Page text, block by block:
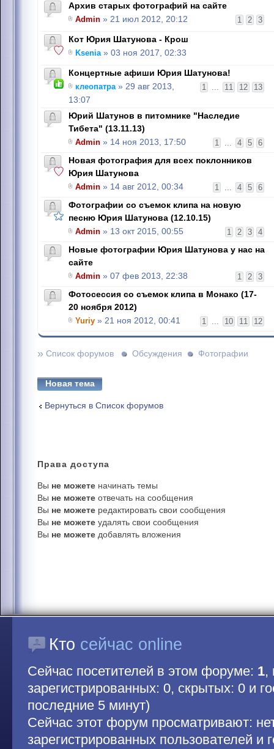
Архив старых фотографий на сайте
1 2 3
Admin » 21 июл 2012, 20:12
Кот Юрия Шатунова - Крош
Ksenia» 03 ноя 2017, 02:33
Концертные афиши Юрия Шатунова!
1 ... 11 12 13
клеопатра» 29 авг 2013,
13:07
Юрий Шатунов в питомнике "Наследие
Тибета" (13.11.13)
1 ... 4 5 6
Admin » 14 ноя 2013, 17:50
Новая фотография для всех поклонников
Юрия Шатунова
1 ... 4 5 6
Admin » 14 авг 2012, 00:34
Фотографии со съемок клипа на новую
песню Юрия Шатунова (12.10.15)
1 2 3 4
Admin » 13 окт 2015, 00:55
Новые фотографии Юрия Шатунова у нас на
сайте
1 2 3
Admin » 07 фев 2013, 22:38
Фотосессия со съемок клипа в Монако (17-
20 ноября 2012)
1 ... 10 11 12
Yuriy » 21 ноя 2012, 00:41
» Список форумов Обсуждения Фотографии
Новая тема
Вернуться в Список форумов
Права доступа
Вы не можете начинать темы
Вы не можете отвечать на сообщения
Вы не можете редактировать свои сообщения
Вы не можете удалять свои сообщения
Вы не можете добавлять вложения
Кто сейчас online
Сейчас посетителей в этом форуме: 1,
зарегистрированных: 0, скрытых: 0 и
последние 5 минут)
Сейчас этот форум просматривают:
зарегистрированных пользователей и